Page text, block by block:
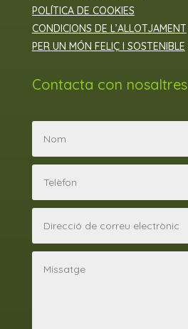
POLÍTICA DE COOKIES
CONDICIONS DE L’ALLOTJAMENT
PER UN MÓN FELIÇ I SOSTENIBLE
Contacta con nosaltres